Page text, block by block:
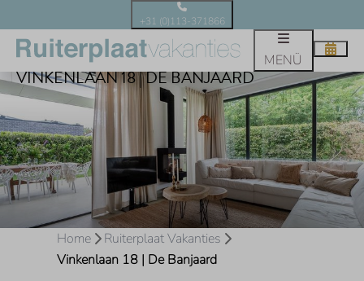
+31 (0)113-371866
MENÜ
VINKENLAAN 18 | DE BANJAARD
Home
Ruiterplaat Vakanties
Vinkenlaan 18 | De Banjaard